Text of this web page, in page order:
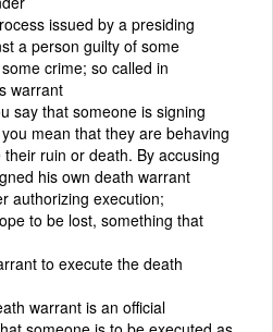
issued by a presiding
a person guilty of some
crime; so called in
warrant
say that someone is signing
mean that they are behaving
ruin or death. By accusing
his own death warrant
authorizing execution;
to be lost, something that
to execute the death
warrant is an official